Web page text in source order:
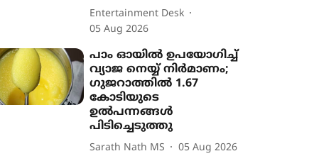
Entertainment Desk
05 Aug 2026
പാം ഓയിൽ ഉപയോഗിച്ച്
വ്യാജ നെയ്യ് നിർമാണം;
ഗുജറാത്തിൽ 1.67
കോടിയുടെ
ഉൽപന്നങ്ങൾ
പിടിച്ചെടുത്തു
Sarath Nath MS 05 Aug 2026